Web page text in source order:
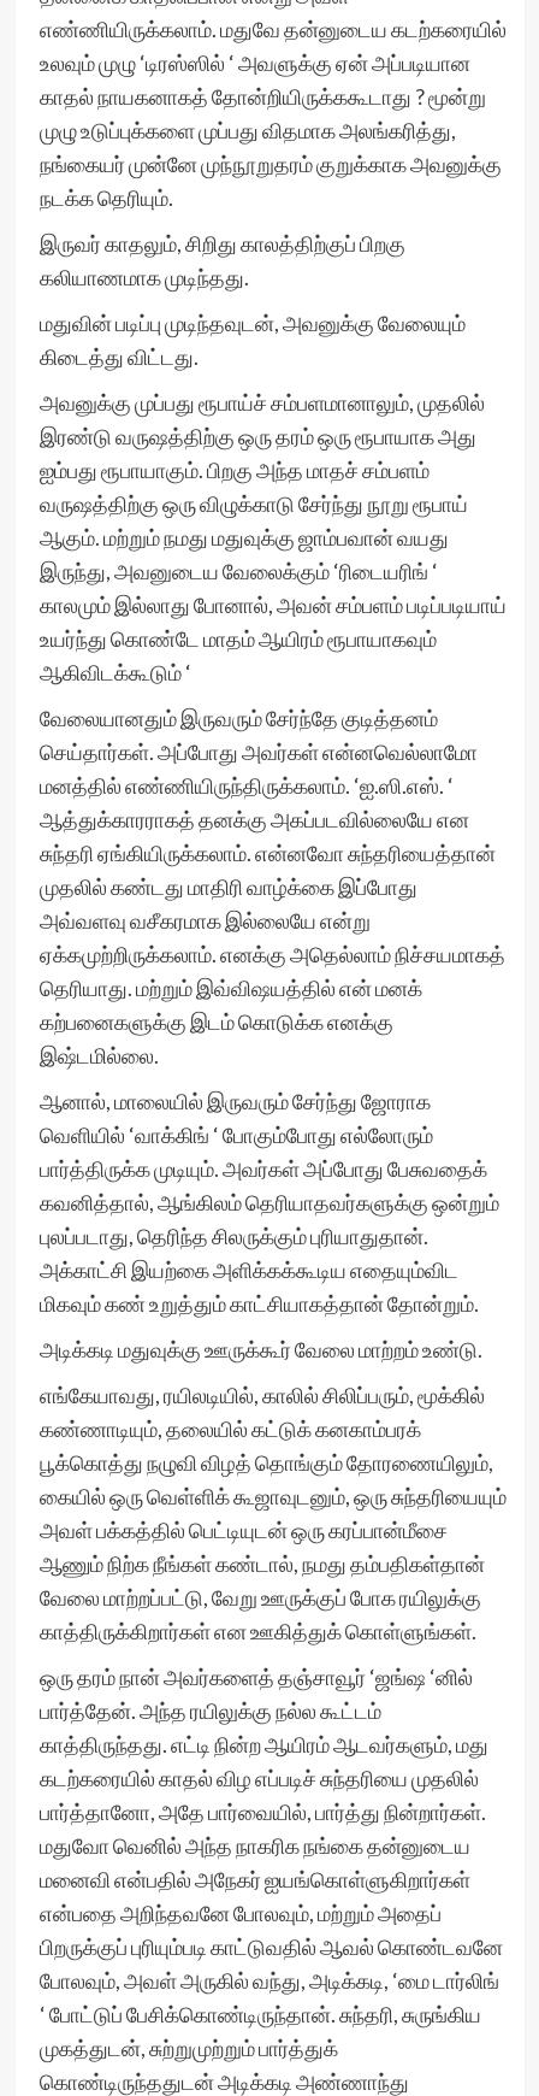
எண்ணியிருக்கலாம். மதுவே தன்னுடைய கடற்கரையில்
உலவும் முழு ‘டிரஸ்ஸில் ‘ அவளுக்கு ஏன் அப்படியான
காதல் நாயகனாகத் தோன்றியிருக்ககூடாது ? மூன்று
முழு உடுப்புக்களை முப்பது விதமாக அலங்கரித்து,
நங்கையர் முன்னே முந்நூறுதரம் குறுக்காக அவனுக்கு
நடக்க தெரியும்.
இருவர் காதலும், சிறிது காலத்திற்குப் பிறகு
கலியாணமாக முடிந்தது.
மதுவின் படிப்பு முடிந்தவுடன், அவனுக்கு வேலையும்
கிடைத்து விட்டது.
அவனுக்கு முப்பது ரூபாய்ச் சம்பளமானாலும், முதலில்
இரண்டு வருஷத்திற்கு ஒரு தரம் ஒரு ரூபாயாக அது
ஐம்பது ரூபாயாகும். பிறகு அந்த மாதச் சம்பளம்
வருஷத்திற்கு ஒரு விழுக்காடு சேர்ந்து நூறு ரூபாய்
ஆகும். மற்றும் நமது மதுவுக்கு ஜாம்பவான் வயது
இருந்து, அவனுடைய வேலைக்கும் ‘ரிடையரிங் ‘
காலமும் இல்லாது போனால், அவன் சம்பளம் படிப்படியாய்
உயர்ந்து கொண்டே மாதம் ஆயிரம் ரூபாயாகவும்
ஆகிவிடக்கூடும் ‘
வேலையானதும் இருவரும் சேர்ந்தே குடித்தனம்
செய்தார்கள். அப்போது அவர்கள் என்னவெல்லாமோ
மனத்தில் எண்ணியிருந்திருக்கலாம். ‘ஐ.ஸி.எஸ். ‘
ஆத்துக்காரராகத் தனக்கு அகப்படவில்லையே என
சுந்தரி ஏங்கியிருக்கலாம். என்னவோ சுந்தரியைத்தான்
முதலில் கண்டது மாதிரி வாழ்க்கை இப்போது
அவ்வளவு வசீகரமாக இல்லையே என்று
ஏக்கமுற்றிருக்கலாம். எனக்கு அதெல்லாம் நிச்சயமாகத்
தெரியாது. மற்றும் இவ்விஷயத்தில் என் மனக்
கற்பனைகளுக்கு இடம் கொடுக்க எனக்கு
இஷ்டமில்லை.
ஆனால், மாலையில் இருவரும் சேர்ந்து ஜோராக
வெளியில் ‘வாக்கிங் ‘ போகும்போது எல்லோரும்
பார்த்திருக்க முடியும். அவர்கள் அப்போது பேசுவதைக்
கவனித்தால், ஆங்கிலம் தெரியாதவர்களுக்கு ஒன்றும்
புலப்படாது, தெரிந்த சிலருக்கும் புரியாதுதான்.
அக்காட்சி இயற்கை அளிக்கக்கூடிய எதையும்விட
மிகவும் கண் உறுத்தும் காட்சியாகத்தான் தோன்றும்.
அடிக்கடி மதுவுக்கு ஊருக்கூர் வேலை மாற்றம் உண்டு.
எங்கேயாவது, ரயிலடியில், காலில் சிலிப்பரும், மூக்கில்
கண்ணாடியும், தலையில் கட்டுக் கனகாம்பரக்
பூக்கொத்து நழுவி விழத் தொங்கும் தோரணையிலும்,
கையில் ஒரு வெள்ளிக் கூஜாவுடனும், ஒரு சுந்தரியையும்
அவள் பக்கத்தில் பெட்டியுடன் ஒரு கரப்பான்மீசை
ஆணும் நிற்க நீங்கள் கண்டால், நமது தம்பதிகள்தான்
வேலை மாற்றப்பட்டு, வேறு ஊருக்குப் போக ரயிலுக்கு
காத்திருக்கிறார்கள் என ஊகித்துக் கொள்ளுங்கள்.
ஒரு தரம் நான் அவர்களைத் தஞ்சாவூர் ‘ஜங்ஷ ‘னில்
பார்த்தேன். அந்த ரயிலுக்கு நல்ல கூட்டம்
காத்திருந்தது. எட்டி நின்ற ஆயிரம் ஆடவர்களும், மது
கடற்கரையில் காதல் விழ எப்படிச் சுந்தரியை முதலில்
பார்த்தானோ, அதே பார்வையில், பார்த்து நின்றார்கள்.
மதுவோ வெனில் அந்த நாகரிக நங்கை தன்னுடைய
மனைவி என்பதில் அநேகர் ஐயங்கொள்ளுகிறார்கள்
என்பதை அறிந்தவனே போலவும், மற்றும் அதைப்
பிறருக்குப் புரியும்படி காட்டுவதில் ஆவல் கொண்டவனே
போலவும், அவள் அருகில் வந்து, அடிக்கடி, ‘மை டார்லிங்
‘ போட்டுப் பேசிக்கொண்டிருந்தான். சுந்தரி, சுருங்கிய
முகத்துடன், சுற்றுமுற்றும் பார்த்துக்
கொண்டிருந்ததுடன் அடிக்கடி அண்ணாந்து